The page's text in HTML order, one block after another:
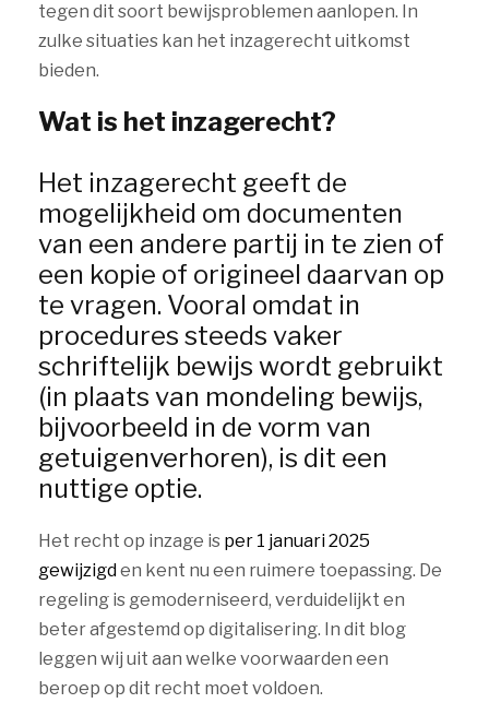
tegen dit soort bewijsproblemen aanlopen. In
zulke situaties kan het inzagerecht uitkomst
bieden.
Wat is het inzagerecht?
Het inzagerecht geeft de
mogelijkheid om documenten
van een andere partij in te zien of
een kopie of origineel daarvan op
te vragen. Vooral omdat in
procedures steeds vaker
schriftelijk bewijs wordt gebruikt
(in plaats van mondeling bewijs,
bijvoorbeeld in de vorm van
getuigenverhoren), is dit een
nuttige optie.
Het recht op inzage is per 1 januari 2025
gewijzigden kent nu een ruimere toepassing. De
regeling is gemoderniseerd, verduidelijkt en
beter afgestemd op digitalisering. In dit blog
leggen wij uit aan welke voorwaarden een
beroep op dit recht moet voldoen.